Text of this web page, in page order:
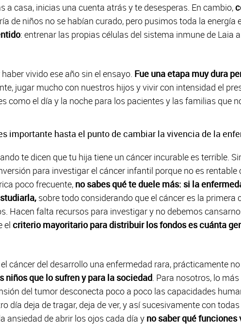
a casa, inicias una cuenta atrás y te desesperas. En cambio,
de niños no se habían curado, pero pusimos toda la energía
: entrenar las propias células del sistema inmune de Laia
vivido ese año sin el ensayo. Fue una etapa muy dura
jugar mucho con nuestros hijos y vivir con intensidad el
como el día y la noche para los pacientes y las familias que
importante hasta el punto de cambiar la vivencia de la
te dicen que tu hija tiene un cáncer incurable es terrible.
para investigar el cáncer infantil porque no es rentable
poco frecuente, no sabes qué te duele más: si la
sobre todo considerando que el cáncer es la primera
Hacen falta recursos para investigar y no debemos
el criterio mayoritario para distribuir los fondos es cuánta
cáncer del desarrollo una enfermedad rara, prácticamente
niños que lo sufren y para la sociedad. Para nosotros, lo
del tumor desconecta poco a poco las capacidades
día deja de tragar, deja de ver, y así sucesivamente con
ansiedad de abrir los ojos cada día y no saber qué